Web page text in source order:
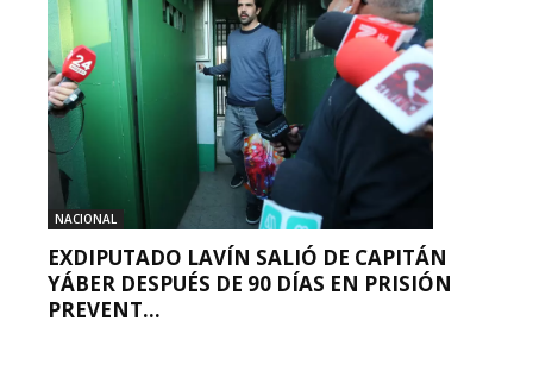
NACIONAL
EXDIPUTADO LAVÍN SALIÓ DE CAPITÁN
YÁBER DESPUÉS DE 90 DÍAS EN PRISIÓN
PREVENT...